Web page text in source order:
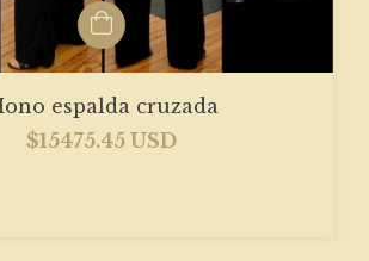
espalda cruzada
$15475.45 USD